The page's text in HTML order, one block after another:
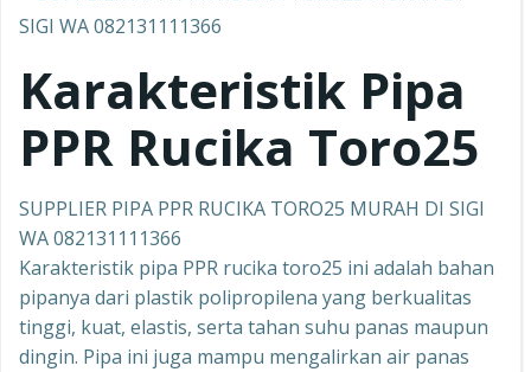
Karakteristik Pipa
PPR Rucika Toro25
SUPPLIER PIPA PPR RUCIKA TORO25 MURAH DI SIGI
WA 082131111366
Karakteristik pipa PPR rucika toro25 ini adalah bahan
pipanya dari plastik polipropilena yang berkualitas
tinggi, kuat, elastis, serta tahan suhu panas maupun
dingin. Pipa ini juga mampu mengalirkan air panas